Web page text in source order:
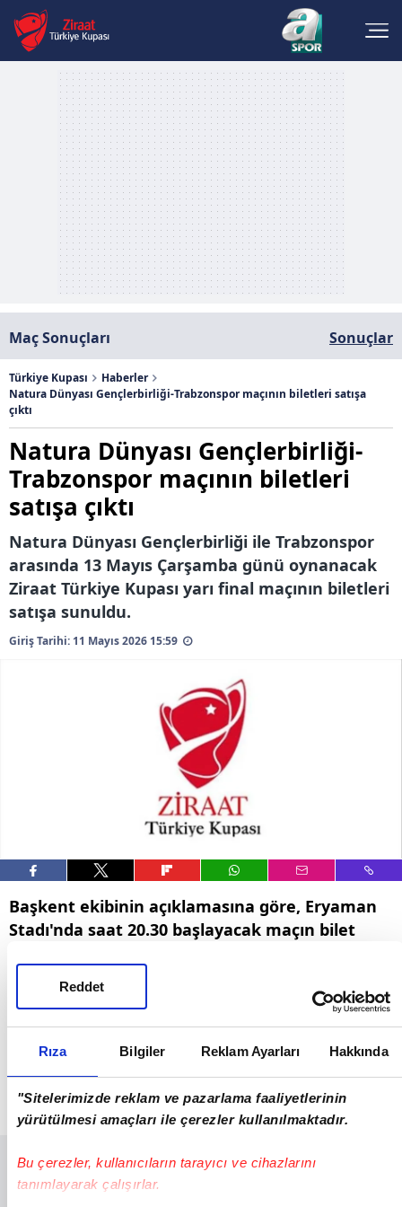
Rıza Bilgiler Reklam Ayarları Hakkında
"Sitelerimizde reklam ve pazarlama faaliyetlerinin
yürütülmesi amaçları ile çerezler kullanılmaktadır.
Bu çerezler, kullanıcıların tarayıcı ve cihazlarını
tanımlayarak çalışırlar.
Reddet
Maç Sonuçları Sonuçlar
Türkiye Kupası
Haberler
Natura Dünyası Gençlerbirliği-Trabzonspor maçının biletleri satışa
çıktı
Natura Dünyası Gençlerbirliği-
Trabzonspor maçının biletleri
satışa çıktı
Natura Dünyası Gençlerbirliği ile Trabzonspor
arasında 13 Mayıs Çarşamba günü oynanacak
Ziraat Türkiye Kupası yarı final maçının biletleri
satışa sunuldu.
Giriş Tarihi: 11 Mayıs 2026 15:59
Başkent ekibinin açıklamasına göre, Eryaman
Stadı'nda saat 20.30 başlayacak maçın bilet
Kale arkası: 750 lira
Kapalı: 3 bin lira
VIP: 10 bin lira
Misafir: 950 lira